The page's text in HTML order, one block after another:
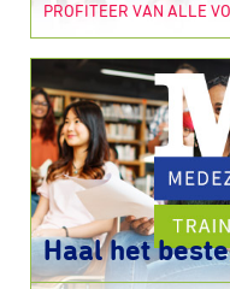
PROFITEER VAN ALLE
Haal het